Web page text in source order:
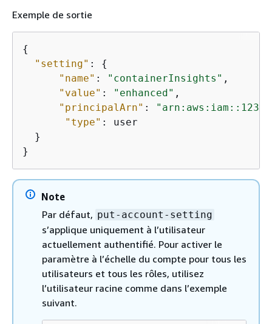
Exemple de sortie
{
"setting" : {
"name" : "containerInsights" ,
"value" : "enhanced" ,
"principalArn" :
"type" : user
  }
}
Note
Par défaut, put-account-setting
s’applique uniquement à l’utilisateur
actuellement authentifié. Pour activer le
paramètre à l’échelle du compte pour tous les
utilisateurs et tous les rôles, utilisez
l’utilisateur racine comme dans l’exemple
suivant.